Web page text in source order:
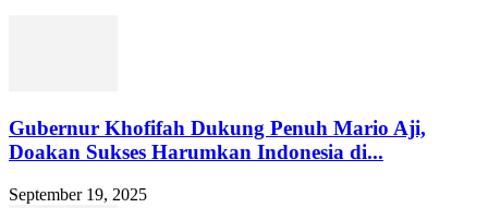
Gubernur Khofifah Dukung Penuh Mario Aji,
Doakan Sukses Harumkan Indonesia di...
September 19, 2025